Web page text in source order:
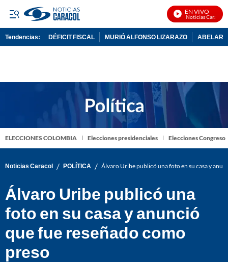
EN VIVO
Noticias Caracol
Tendencias: DÉFICIT FISCAL MURIÓ ALFONSO LIZARAZO
ELECCIONES COLOMBIA Elecciones presidenciales Elecciones Congreso
Noticias Caracol / POLÍTICA / Álvaro Uribe publicó una foto en su casa y
Álvaro Uribe publicó una
foto en su casa y anunció
que fue reseñado como
preso